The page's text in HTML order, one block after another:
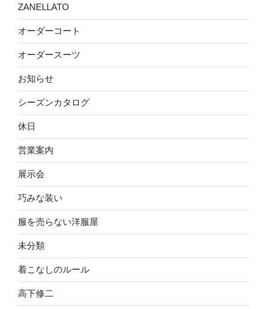
ZANELLATO
オーダーコート
オーダースーツ
お知らせ
シーズンカタログ
休日
営業案内
展示会
巧みな装い
服を売らない洋服屋
未分類
着こなしのルール
高下修二